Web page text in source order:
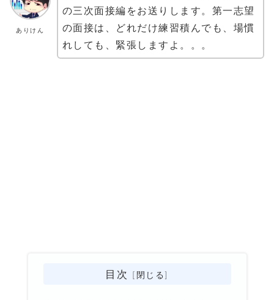
ありけん
の三次面接編をお送りします。第一志望
の面接は、どれだけ練習積んでも、場慣
れしても、緊張しますよ。。。
目次